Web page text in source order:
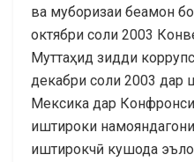
ва муборизаи беамон
октябри соли 2003
Муттаҳид зидди
декабри соли 2003
Мексика дар
иштироки
иштирокчӣ кушода